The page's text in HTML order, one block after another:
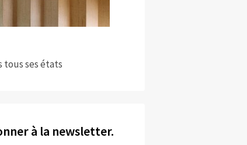
tous ses états
à la newsletter.